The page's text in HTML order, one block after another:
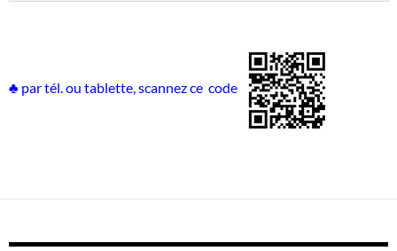
♣ par tél. ou tablette, scannez ce code